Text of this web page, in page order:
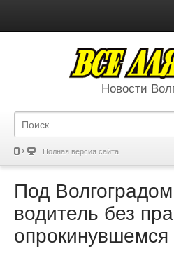
Новости
Полная версия сайта
Под
водитель без
опрокинувшемся